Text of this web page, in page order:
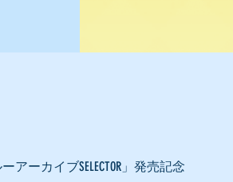
ーカイブSELECTOR」発売記念